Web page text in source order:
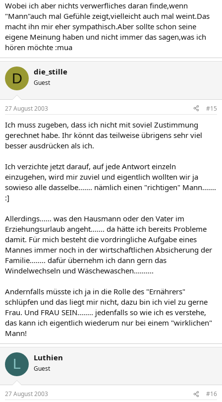
Wobei ich aber nichts verwerfliches daran finde,wenn
"Mann"auch mal Gefühle zeigt,vielleicht auch mal weint.Das
macht ihn mir eher sympathisch.Aber sollte schon seine
eigene Meinung haben und nicht immer das sagen,was ich
hören möchte :mua
D die_stille
Guest
27 August 2003 #15
Ich muss zugeben, dass ich nicht mit soviel Zustimmung
gerechnet habe. Ihr könnt das teilweise übrigens sehr viel
besser ausdrücken als ich.
Ich verzichte jetzt darauf, auf jede Antwort einzeln
einzugehen, wird mir zuviel und eigentlich wollten wir ja
sowieso alle dasselbe....... nämlich einen "richtigen" Mann.......
:]
Allerdings...... was den Hausmann oder den Vater im
Erziehungsurlaub angeht....... da hätte ich bereits Probleme
damit. Für mich besteht die vordringliche Aufgabe eines
Mannes immer noch in der wirtschaftlichen Absicherung der
Familie........ dafür übernehm ich dann gern das
Windelwechseln und Wäschewaschen..........
Andernfalls müsste ich ja in die Rolle des "Ernährers"
schlüpfen und das liegt mir nicht, dazu bin ich viel zu gerne
Frau. Und FRAU SEIN........ jedenfalls so wie ich es verstehe,
das kann ich eigentlich wiederum nur bei einem "wirklichen"
Mann!
L Luthien
Guest
27 August 2003 #16